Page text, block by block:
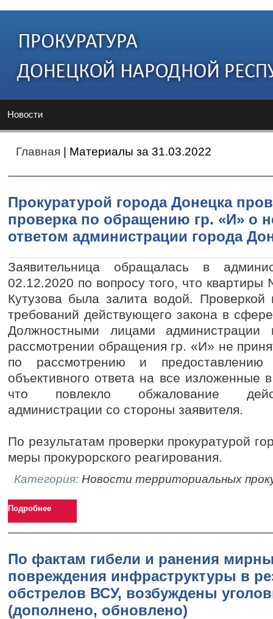
Новости
Главная | Материалы за 31.03.2022
Прокуратурой города Донецка
проверка по обращению гр. «И» о
ответом администрации города
Заявительница обращалась в
02.12.2020 по вопросу того, что
Кутузова была залита водой.
требований действующего закона в
Должностными лицами администрации
рассмотрении обращения гр. «И» не
по рассмотрению и предоставлению
объективного ответа на все изложенные
что повлекло обжалование
администрации со стороны заявителя.
По результатам проверки прокуратурой
меры прокурорского реагирования.
Категория: Новости территориальных
Подробнее
По фактам гибели и ранения
повреждения инфраструктуры в
обстрелов ВСУ, возбуждены
(дополнено, обновлено)